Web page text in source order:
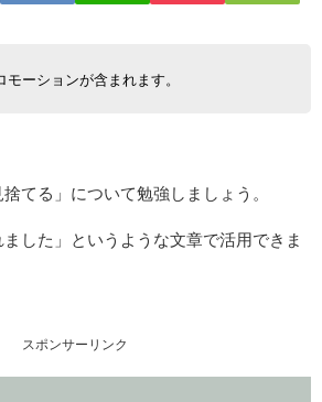
モーションが含まれます。
てる」について勉強しましょう。
ました」というような文章で活用できま
スポンサーリンク